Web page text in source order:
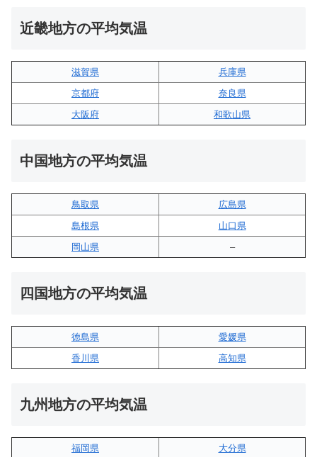
近畿地方の平均気温
滋賀県
兵庫県
京都府
奈良県
大阪府
和歌山県
中国地方の平均気温
鳥取県
広島県
島根県
山口県
岡山県
–
四国地方の平均気温
徳島県
愛媛県
香川県
高知県
九州地方の平均気温
福岡県
大分県